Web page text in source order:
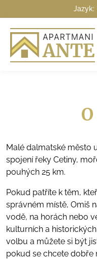
Jazyk:
Malé dalmatské město
spojení řeky Cetiny,
pouhých 25 km.
Pokud patříte k těm,
správném místě, Omiš
vodě, na horách nebo
kulturních a
volbu a můžete si být
pokud se chcete dobře